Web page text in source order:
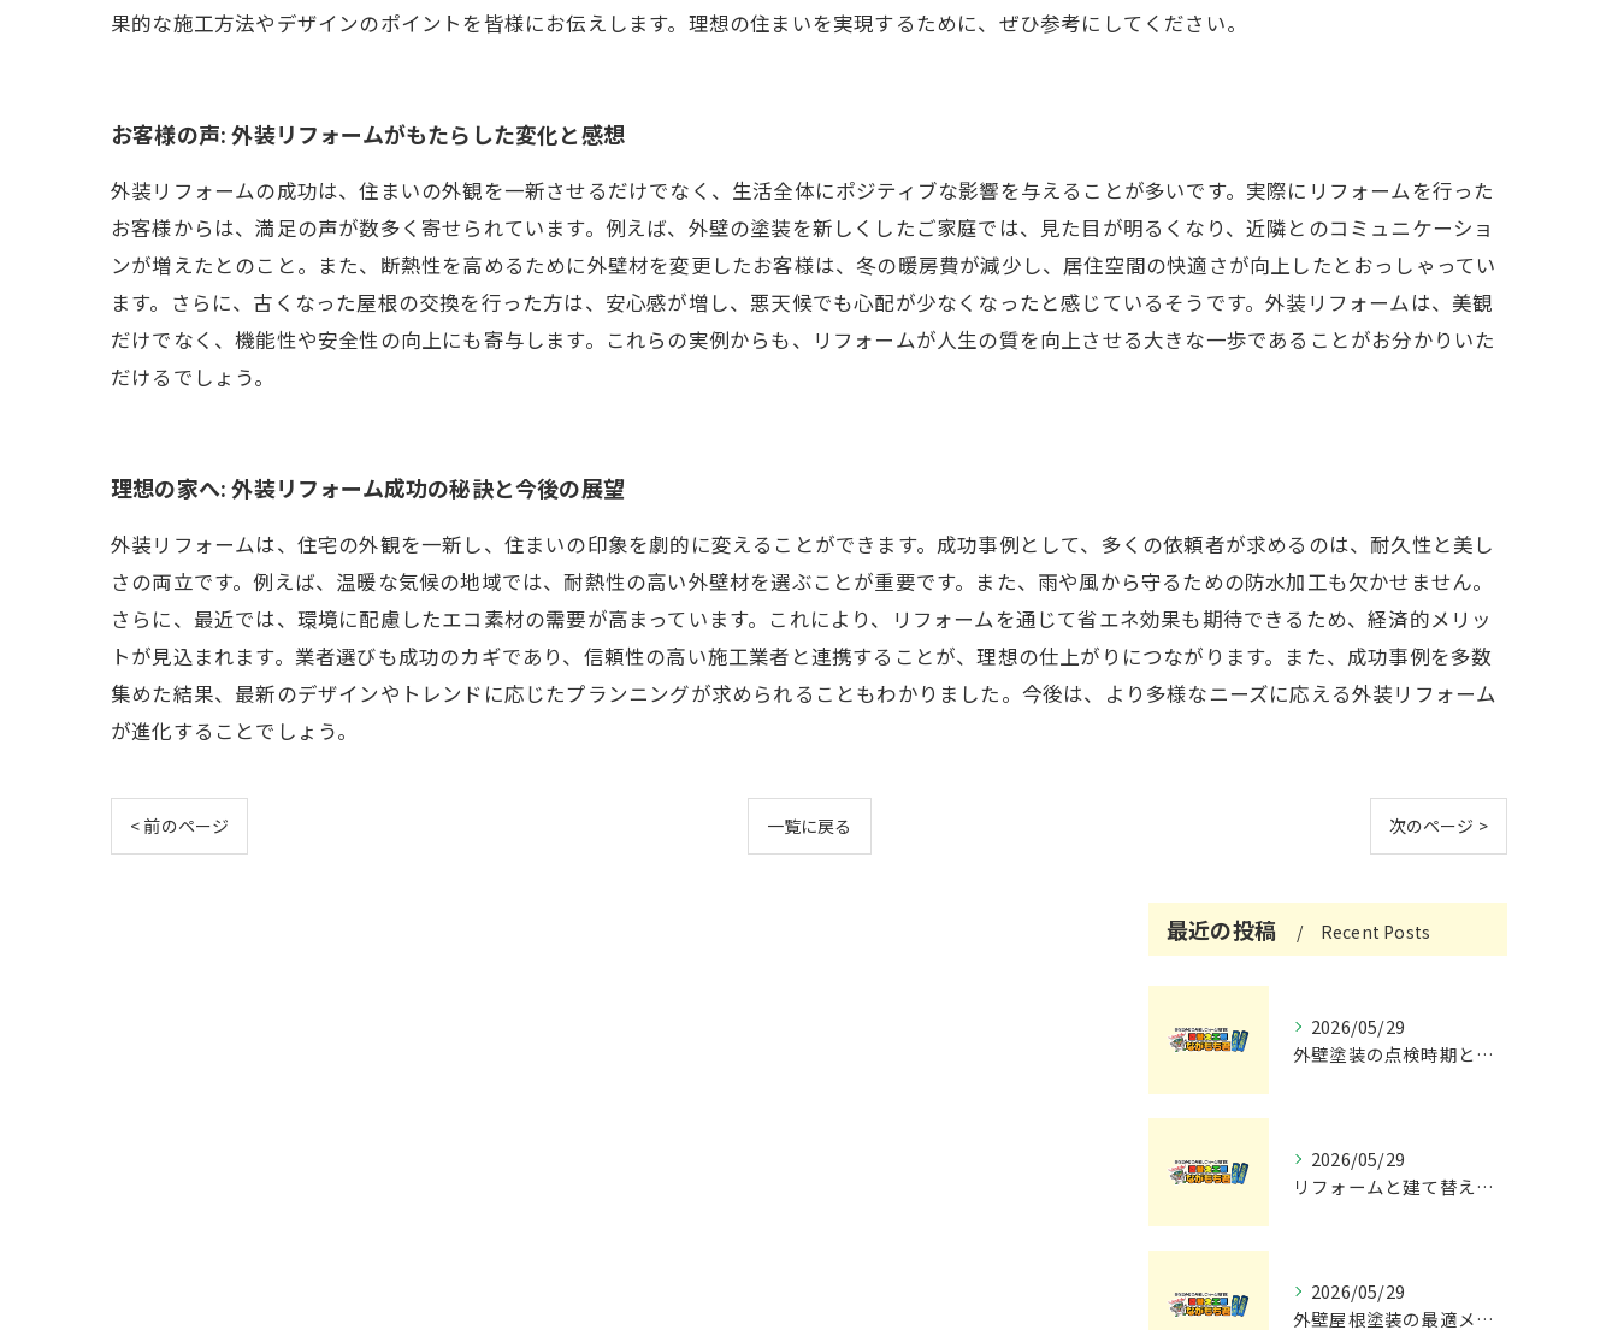
果的な施工方法やデザインのポイントを皆様にお伝えします。理想の住まいを実現するために、ぜひ参考にしてください。
お客様の声: 外装リフォームがもたらした変化と感想
外装リフォームの成功は、住まいの外観を一新させるだけでなく、生活全体にポジティブな影響を与えることが多いです。実際にリフォームを行った
お客様からは、満足の声が数多く寄せられています。例えば、外壁の塗装を新しくしたご家庭では、見た目が明るくなり、近隣とのコミュニケーショ
ンが増えたとのこと。また、断熱性を高めるために外壁材を変更したお客様は、冬の暖房費が減少し、居住空間の快適さが向上したとおっしゃってい
ます。さらに、古くなった屋根の交換を行った方は、安心感が増し、悪天候でも心配が少なくなったと感じているそうです。外装リフォームは、美観
だけでなく、機能性や安全性の向上にも寄与します。これらの実例からも、リフォームが人生の質を向上させる大きな一歩であることがお分かりいた
だけるでしょう。
理想の家へ: 外装リフォーム成功の秘訣と今後の展望
外装リフォームは、住宅の外観を一新し、住まいの印象を劇的に変えることができます。成功事例として、多くの依頼者が求めるのは、耐久性と美し
さの両立です。例えば、温暖な気候の地域では、耐熱性の高い外壁材を選ぶことが重要です。また、雨や風から守るための防水加工も欠かせません。
さらに、最近では、環境に配慮したエコ素材の需要が高まっています。これにより、リフォームを通じて省エネ効果も期待できるため、経済的メリッ
トが見込まれます。業者選びも成功のカギであり、信頼性の高い施工業者と連携することが、理想の仕上がりにつながります。また、成功事例を多数
集めた結果、最新のデザインやトレンドに応じたプランニングが求められることもわかりました。今後は、より多様なニーズに応える外装リフォーム
が進化することでしょう。
< 前のページ 一覧に戻る 次のページ >
最近の投稿 Recent Posts
2026/05/29
外壁塗装の点検時期と施工の最適タイミング
2026/05/29
リフォームと建て替えの費用と注意点完全解説
2026/05/29
外壁屋根塗装の最適メンテナンス時期